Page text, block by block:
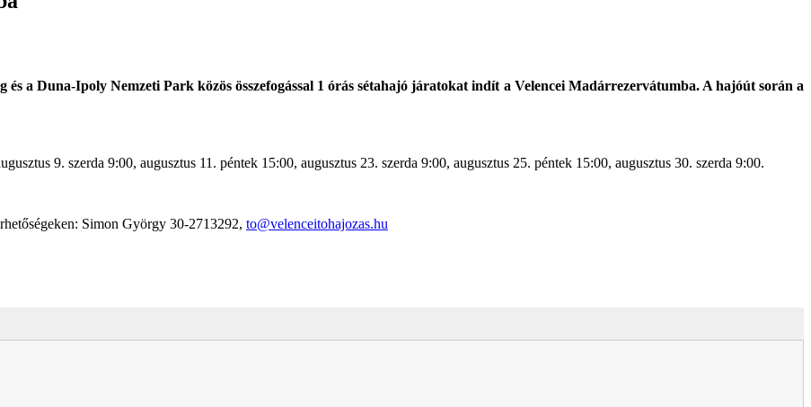
a Duna-Ipoly Nemzeti Park közös összefogással 1 órás sétahajó járatokat indít a Velencei Madárrezervátumba. A hajóút során a
9. szerda 9:00, augusztus 11. péntek 15:00, augusztus 23. szerda 9:00, augusztus 25. péntek 15:00, augusztus 30. szerda 9:00.
Simon György 30-2713292, to@velenceitohajozas.hu